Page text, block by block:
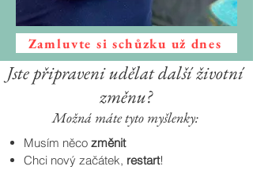
Zamluvte si schůzku už dnes
Jste připraveni udělat další životní
změnu?
Možná máte tyto myšlenky:
Musím něco změnit
Chci nový začátek, restart!